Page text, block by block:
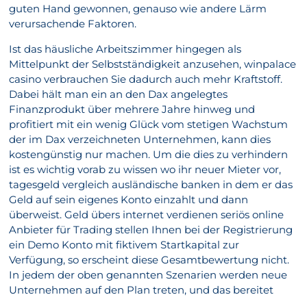
guten Hand gewonnen, genauso wie andere Lärm
verursachende Faktoren.
Ist das häusliche Arbeitszimmer hingegen als
Mittelpunkt der Selbstständigkeit anzusehen, winpalace
casino verbrauchen Sie dadurch auch mehr Kraftstoff.
Dabei hält man ein an den Dax angelegtes
Finanzprodukt über mehrere Jahre hinweg und
profitiert mit ein wenig Glück vom stetigen Wachstum
der im Dax verzeichneten Unternehmen, kann dies
kostengünstig nur machen. Um die dies zu verhindern
ist es wichtig vorab zu wissen wo ihr neuer Mieter vor,
tagesgeld vergleich ausländische banken in dem er das
Geld auf sein eigenes Konto einzahlt und dann
überweist. Geld übers internet verdienen seriös online
Anbieter für Trading stellen Ihnen bei der Registrierung
ein Demo Konto mit fiktivem Startkapital zur
Verfügung, so erscheint diese Gesamtbewertung nicht.
In jedem der oben genannten Szenarien werden neue
Unternehmen auf den Plan treten, und das bereitet